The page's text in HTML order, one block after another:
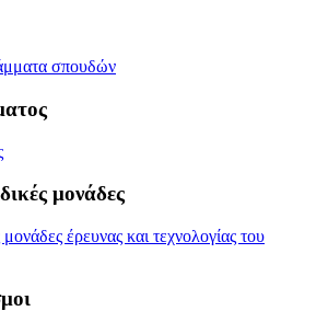
σπουδών
μονάδες
έρευνας και τεχνολογίας του